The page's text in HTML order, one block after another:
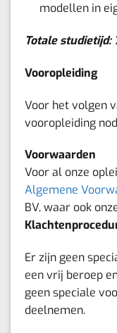
modellen in
Totale studietijd:
Vooropleiding
Voor het volgen
vooropleiding
Voorwaarden
Voor al onze
Algemene
BV, waar ook
Er zijn geen
een vrij beroep
geen speciale
deelnemen.